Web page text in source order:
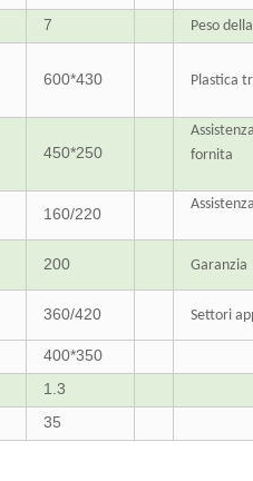
7 Peso
600*430 Plastica
450*250
fornita
160/220
200 Garanzia
360/420 Settori
400*350
1.3
35